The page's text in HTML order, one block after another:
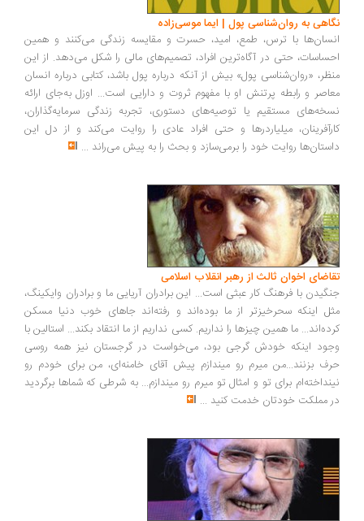
به روان‌شناسی پول | ایما موسی‌زاده
با ترس، طمع، امید، حسرت و مقایسه زندگی می‌کنند و همین
حتی در آگاه‌ترین افراد، تصمیم‌های مالی را شکل می‌دهد. از این
«روان‌شناسی پول» بیش از آنکه درباره پول باشد، کتابی درباره انسان
و رابطه پرتنش او با مفهوم ثروت و دارایی است... اوزل به‌جای ارائه
مستقیم یا توصیه‌های دستوری، تجربه زندگی سرمایه‌گذاران،
میلیاردرها و حتی افراد عادی را روایت می‌کند و از دل این
روایت خود را برمی‌سازد و بحث را به پیش می‌راند...
اخوان ثالث از رهبر انقلاب اسلامی
با فرهنگ کار عبثی است... این برادران آریایی ما و برادران وایکینگ،
اینکه سحرخیزتر از ما بوده‌اند و رفته‌اند جاهای خوب دنیا مسکن
ما همین چیزها را نداریم. کسی نداریم از ما انتقاد بکند... استالین با
اینکه خودش گرجی بود، می‌خواست در گرجستان نیز همه روسی
بزنند...من میرم رو میندازم پیش آقای خامنه‌ای، من برای خودم رو
برای تو و امثال تو میرم رو میندازم... به شرطی که شماها برگردید
مملکت خودتان خدمت کنید...